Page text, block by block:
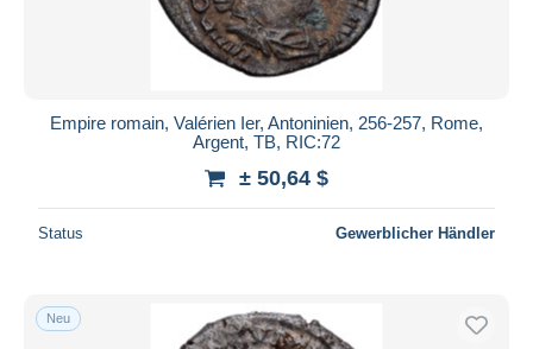
Empire romain, Valérien Ier, Antoninien, 256-257, Rome,
Argent, TB, RIC:72
± 50,64 $
Status Gewerblicher Händler
Neu